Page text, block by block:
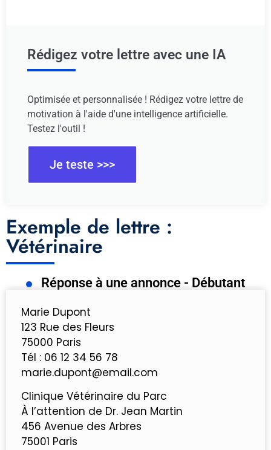
Rédigez votre lettre avec une IA
Optimisée et personnalisée ! Rédigez votre lettre de
motivation à l'aide d'une intelligence artificielle.
Testez l'outil !
Je teste >>>
Exemple de lettre :
Vétérinaire
Réponse à une annonce - Débutant
Marie Dupont
123 Rue des Fleurs
75000 Paris
Tél : 06 12 34 56 78
marie.dupont@email.com
Clinique Vétérinaire du Parc
À l’attention de Dr. Jean Martin
456 Avenue des Arbres
75001 Paris